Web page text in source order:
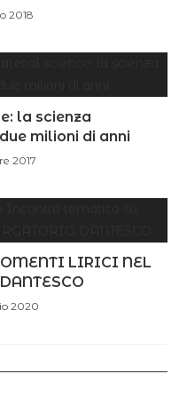
2018
la scienza
milioni di anni
2017
LIRICI NEL
2020